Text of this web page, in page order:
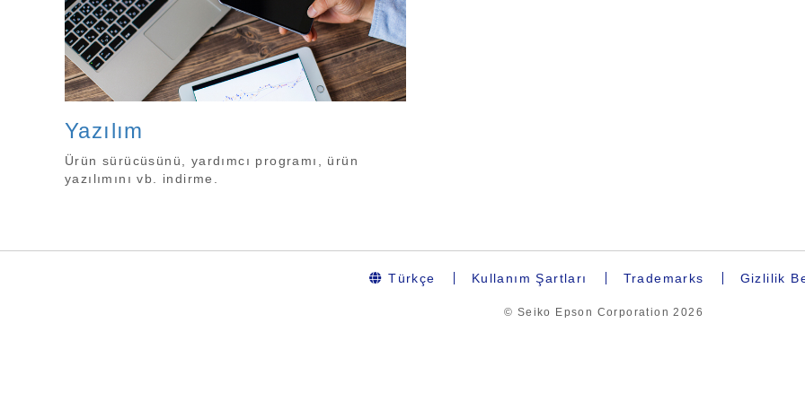
Yazılım
Ürün sürücüsünü, yardımcı programı, ürün
yazılımını vb. indirme.
Türkçe Kullanım Şartları Trademarks Gizlilik
© Seiko Epson Corporation2026